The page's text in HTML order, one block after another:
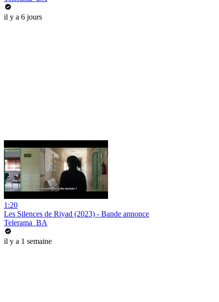
il y a 6 jours
1:20
Les Silences de Riyad (2023) - Bande annonce
Telerama_BA
il y a 1 semaine